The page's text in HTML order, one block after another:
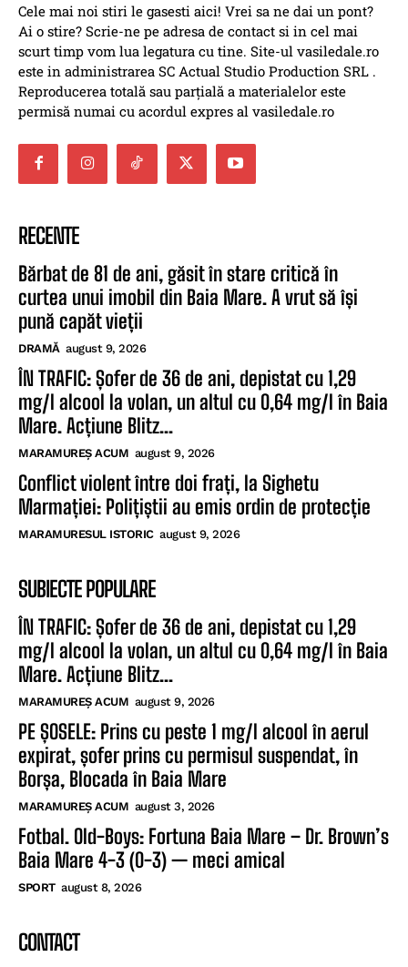
Cele mai noi stiri le gasesti aici! Vrei sa ne dai un pont?
Ai o stire? Scrie-ne pe adresa de contact si in cel mai
scurt timp vom lua legatura cu tine. Site-ul vasiledale.ro
este in administrarea SC Actual Studio Production SRL .
Reproducerea totală sau parțială a materialelor este
permisă numai cu acordul expres al vasiledale.ro
RECENTE
Bărbat de 81 de ani, găsit în stare critică în
curtea unui imobil din Baia Mare. A vrut să își
pună capăt vieții
DRAMĂ august 9, 2026
ÎN TRAFIC: Șofer de 36 de ani, depistat cu 1,29
mg/l alcool la volan, un altul cu 0,64 mg/l în Baia
Mare. Acțiune Blitz...
MARAMUREȘ ACUM august 9, 2026
Conflict violent între doi frați, la Sighetu
Marmației: Polițiștii au emis ordin de protecție
MARAMURESUL ISTORIC august 9, 2026
SUBIECTE POPULARE
ÎN TRAFIC: Șofer de 36 de ani, depistat cu 1,29
mg/l alcool la volan, un altul cu 0,64 mg/l în Baia
Mare. Acțiune Blitz...
MARAMUREȘ ACUM august 9, 2026
PE ȘOSELE: Prins cu peste 1 mg/l alcool în aerul
expirat, șofer prins cu permisul suspendat, în
Borșa, Blocada în Baia Mare
MARAMUREȘ ACUM august 3, 2026
Fotbal. Old-Boys: Fortuna Baia Mare – Dr. Brown’s
Baia Mare 4-3 (0-3) — meci amical
SPORT august 8, 2026
CONTACT